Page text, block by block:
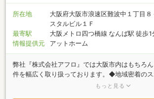
所在地
大阪府大阪市浪速区難波中１丁目８
スタルビル１Ｆ
最寄駅
大阪メトロ四つ橋線 なんば駅 徒歩1
情報提供元
アットホーム
弊社『株式会社アフロ』では大阪市内はもちろ
件を幅広く取り扱っております。◆地域密着の
━━━━━━━━━━━━━━━━━オリックス・バ
もっと見る